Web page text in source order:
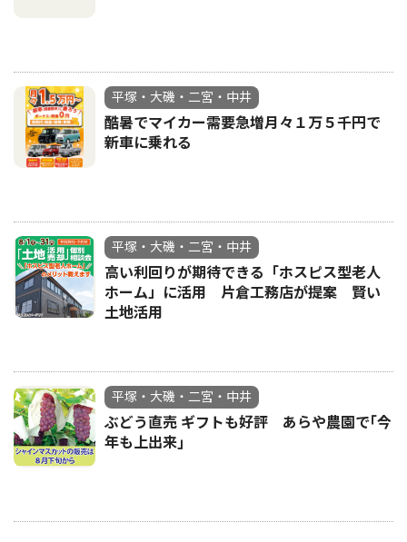
平塚・大磯・二宮・中井
酷暑でマイカー需要急増月々１万５千円で
新車に乗れる
平塚・大磯・二宮・中井
高い利回りが期待できる「ホスピス型老人
ホーム」に活用 片倉工務店が提案 賢い
土地活用
平塚・大磯・二宮・中井
ぶどう直売 ギフトも好評 あらや農園で｢今
年も上出来｣